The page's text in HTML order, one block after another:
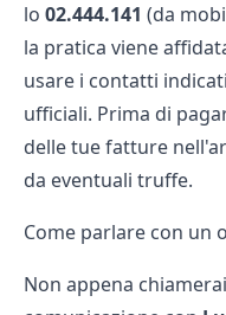
lo 02.444.141 (da
la pratica viene
usare i contatti
ufficiali. Prima di
delle tue fatture
da eventuali truffe.
Come parlare con un
Non appena